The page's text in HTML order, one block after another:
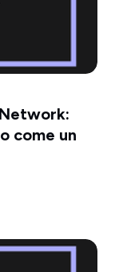
come un